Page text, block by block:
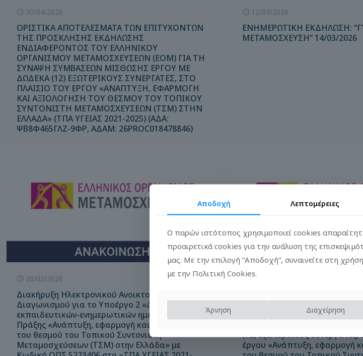
30/04/2026
ΟΡΙΣΤΙΚΑ ΑΠΟΤΕΛΕΣΜΑΤΑ ΤΩΝ ΕΠΙΤΥΧΟΝΤΩΝ
ΤΗΣ ΠΡΟΣΚΛΗΣΗΣ ΕΚΔΗΛΩΣΗΣ
ΕΝΔΙΑΦΕΡΟΝΤΟΣ ΤΟΥ ΕΛΛΗΝΙΚΟΥ
ΟΡΓΑΝΙΣΜΟΥ ΜΕΤΑΜΟΣΧΕΥΣΕΩΝ (ΕΟΜ) ΓΙΑ ΤΗ
ΣΥΝΑΨΗ ΣΥΜΒΑΣΕΩΝ ΜΙΣΘΩΣΗΣ ΕΡΓΟΥ ΜΕ
ΔΩΔΕΚΑ (12) ΕΞΩΤΕΡΙΚΟΥΣ ΣΥΝΕΡΓΑΤΕΣ, ΣΤΟ
ΠΛΑΙΣΙΟ ΤΟΥ ΕΡΓΟΥ «ΑΝΑΠΤΥΞΗ, ΕΦΑΡΜΟΓΗ
ΚΑΙ ΑΞΙΟΛΟΓΗΣΗ ΤΟΥ ΘΕΣΜΟΥ ΤΟΥ ΤΟΠΙΚΟΥ
ΣΥΝΤΟΝΙΣΤΗ ΜΕΤΑΜΟΣΧΕΥΣΕΩΝ (ΤΣΜ) ΣΤΗΝ
ΕΛΛΑΔΑ» (ΤΠΑ ΥΓΕΙΑΣ 2021-2025) (ΑΔΑ:
ΨΒ8Φ465ΓΛΖ-9ΦΡ, ΑΔΑΜ: 26PROC018478846)
12/03/2026
ΕΝΗΜΕΡΩΤΙΚΗ ΕΚΔΗΛΩΣΗ:
ΜΕΤΑΜΟΣΧΕΥΣΗ” 14/03/2026
20/02/2026
Διακήρυξη Ηλεκτρονικού Ανοικτού
Διαγωνισμού για το Υποέργο 2 «Διοργάνωση
εκπαιδευτικών-ενημερωτικών ημερίδων» της
Πράξης «Ανάπτυξη, εφαρμογή και αξιολόγηση
του θεσμού του Τοπικού Συντονιστή
Μεταμοσχεύσεων (ΤΣΜ) στην Ελλάδα» με
13/02/2026
εκδήλωσης ενδιαφέροντος του
Οργανισμού
(12) εξωτερικούς
έργου «Ανάπτυξη, εφαρμογή
Αποδοχή Λεπτομέρειες
Ο παρών ιστότοπος χρησιμοποιεί cookies
προαιρετικά cookies για την ανάλυση της
μας. Με την επιλογή “Αποδοχή”, συναινείτε στη
με την Πολιτική Cookies.
Άρνηση Διαχείρηση